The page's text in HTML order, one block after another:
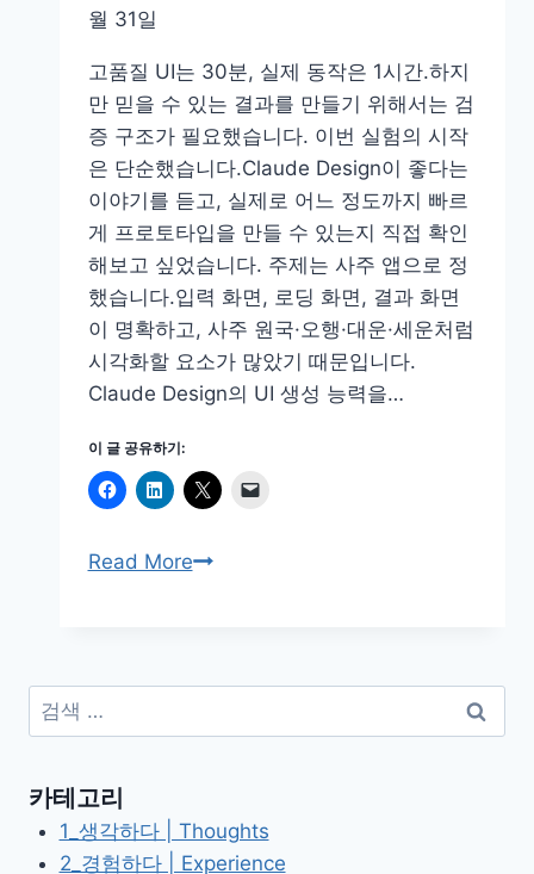
월 31일
고품질 UI는 30분, 실제 동작은 1시간.하지
만 믿을 수 있는 결과를 만들기 위해서는 검
증 구조가 필요했습니다. 이번 실험의 시작
은 단순했습니다.Claude Design이 좋다는
이야기를 듣고, 실제로 어느 정도까지 빠르
게 프로토타입을 만들 수 있는지 직접 확인
해보고 싶었습니다. 주제는 사주 앱으로 정
했습니다.입력 화면, 로딩 화면, 결과 화면
이 명확하고, 사주 원국·오행·대운·세운처럼
시각화할 요소가 많았기 때문입니다.
Claude Design의 UI 생성 능력을…
이 글 공유하기:
Read MoreClaude
1
에
사
검
색:
카테고리
1_생각하다 | Thoughts
2_경험하다 | Experience